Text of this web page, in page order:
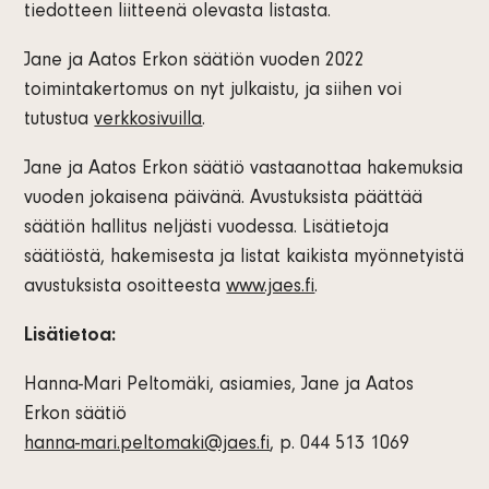
tiedotteen liitteenä olevasta listasta.
Jane ja Aatos Erkon säätiön vuoden 2022
toimintakertomus on nyt julkaistu, ja siihen voi
tutustuaverkkosivuilla.
Jane ja Aatos Erkon säätiö vastaanottaa hakemuksia
vuoden jokaisena päivänä. Avustuksista päättää
säätiön hallitus neljästi vuodessa. Lisätietoja
säätiöstä, hakemisesta ja listat kaikista myönnetyistä
avustuksista osoitteestawww.jaes.fi.
Lisätietoa:
Hanna-Mari Peltomäki, asiamies, Jane ja Aatos
Erkon säätiö
hanna-mari.peltomaki@jaes.fi, p. 044 513 1069